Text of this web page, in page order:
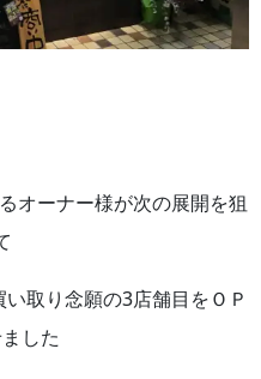
オーナー様が次の展開を狙
取り念願の3店舗目をＯＰ
した